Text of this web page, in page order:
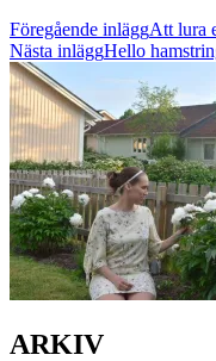
Föregående inläggAtt lura
Nästa inläggHello
ARKIV